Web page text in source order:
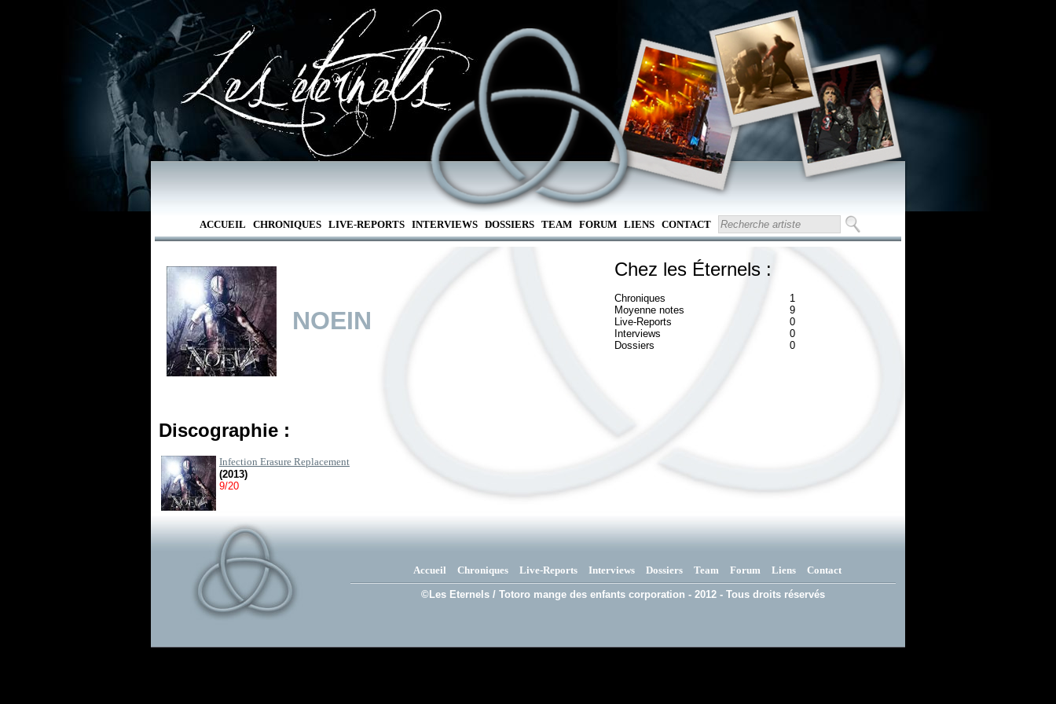
ACCUEIL CHRONIQUES LIVE-REPORTS INTERVIEWS DOSSIERS TEAM FORUM LIENS CONTACT
NOEIN
Chez les Éternels :
Chroniques
1
Moyenne notes
9
Live-Reports
0
Interviews
0
Dossiers
0
Discographie :
Infection Erasure Replacement
(2013)
9/20
Accueil Chroniques Live-Reports Interviews Dossiers Team Forum Liens Contact
©Les Eternels / Totoro mange des enfants corporation - 2012 - Tous droits réservés